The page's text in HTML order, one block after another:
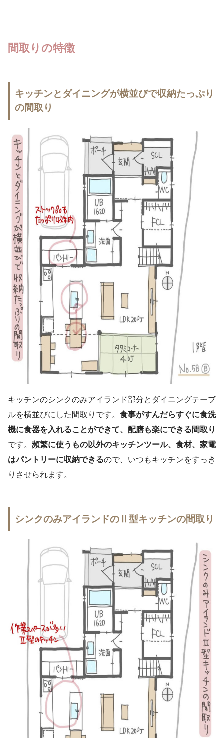
間取りの特徴
キッチンとダイニングが横並びで収納たっぷり
の間取り
キッチンのシンクのみアイランド部分とダイニングテーブ
ルを横並びにした間取りです。 食事がすんだらすぐに食洗
機に食器を入れることができて、配膳も楽にできる間取り
です。 頻繁に使うもの以外のキッチンツール、食材、家電
はパントリーに収納できるので、いつもキッチンをすっき
りさせられます。
シンクのみアイランドのⅡ型キッチンの間取り